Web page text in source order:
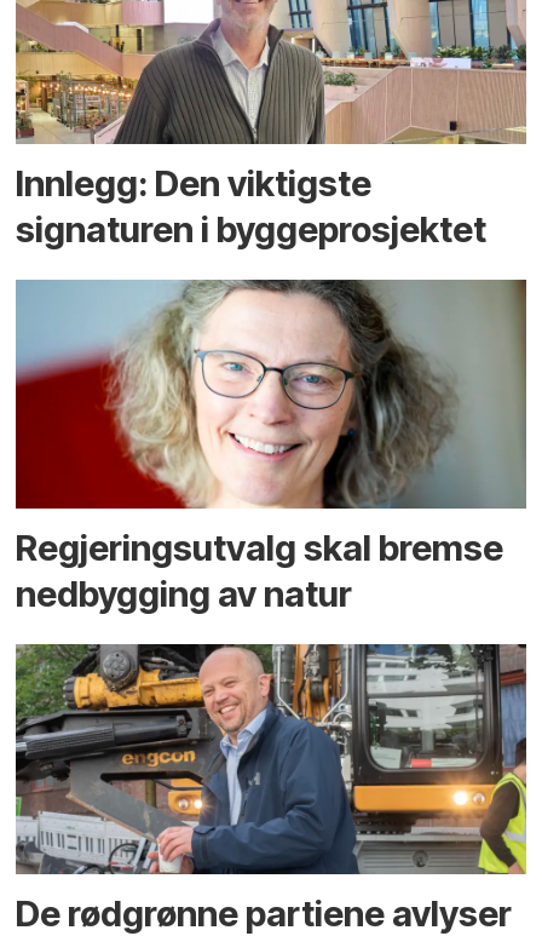
Innlegg: Den viktigste
signaturen i bygge­­prosjektet
Regjerings­utvalg skal bremse
ned­bygging av natur
De rødgrønne partiene avlyser